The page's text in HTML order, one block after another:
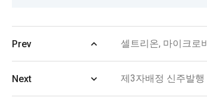
Prev 셀트리온, 마이크로
Next 제3자배정 신주발행